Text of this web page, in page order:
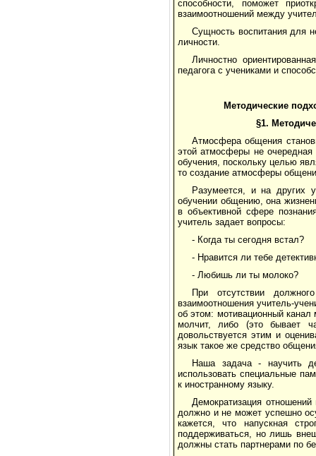
способности, поможет
взаимоотношений между
Сущность воспитания для
личности.
Личностно
педагога с учениками и
Методические
§1.
Атмосфера общения
этой атмосферы не очередная
обучения, поскольку целью
то создание атмосферы
Разумеется, и на других
обучении общению, она
в объективной сфере
учитель задает вопросы:
- Когда ты сегодня встал?
- Нравится ли тебе
- Любишь ли ты молоко?
При отсутствии
взаимоотношения учитель-
об этом: мотивационный канал
молчит, либо (это бывает
довольствуется этим и
язык такое же средство
Наша задача - научить
использовать специальные
к иностранному языку.
Демократизация
должно и не может успешно
кажется, что напускная
поддерживаться, но лишь
должны стать партнерами по